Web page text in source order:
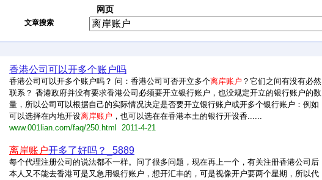
文章搜索
网页
香港公司可以开多个账户吗
香港公司可以开多个账户吗？ 问：香港公司可否开立多个离岸账户 ？它们之间有没有必然
联系？ 香港政府并没有要求香港公司必须要开立银行账户，也没规定开立的银行账户的数
量，所以公司可以根据自己的实际情况决定是否要开立银行账户或开多个银行账户：例如
可以选择在内地开设离岸账户 ，也可以选在在香港本土的银行开设香......
www.001lian.com/faq/250.html 2011-4-21
离岸账户开多了好吗？_5889
每个代理注册公司的说法都不一样。问了很多问题，现在再上一个，有关注册香港公司后
本人又不能去香港可是又急用银行账户，想开汇丰的，可是视像开户要两个星期，所以代